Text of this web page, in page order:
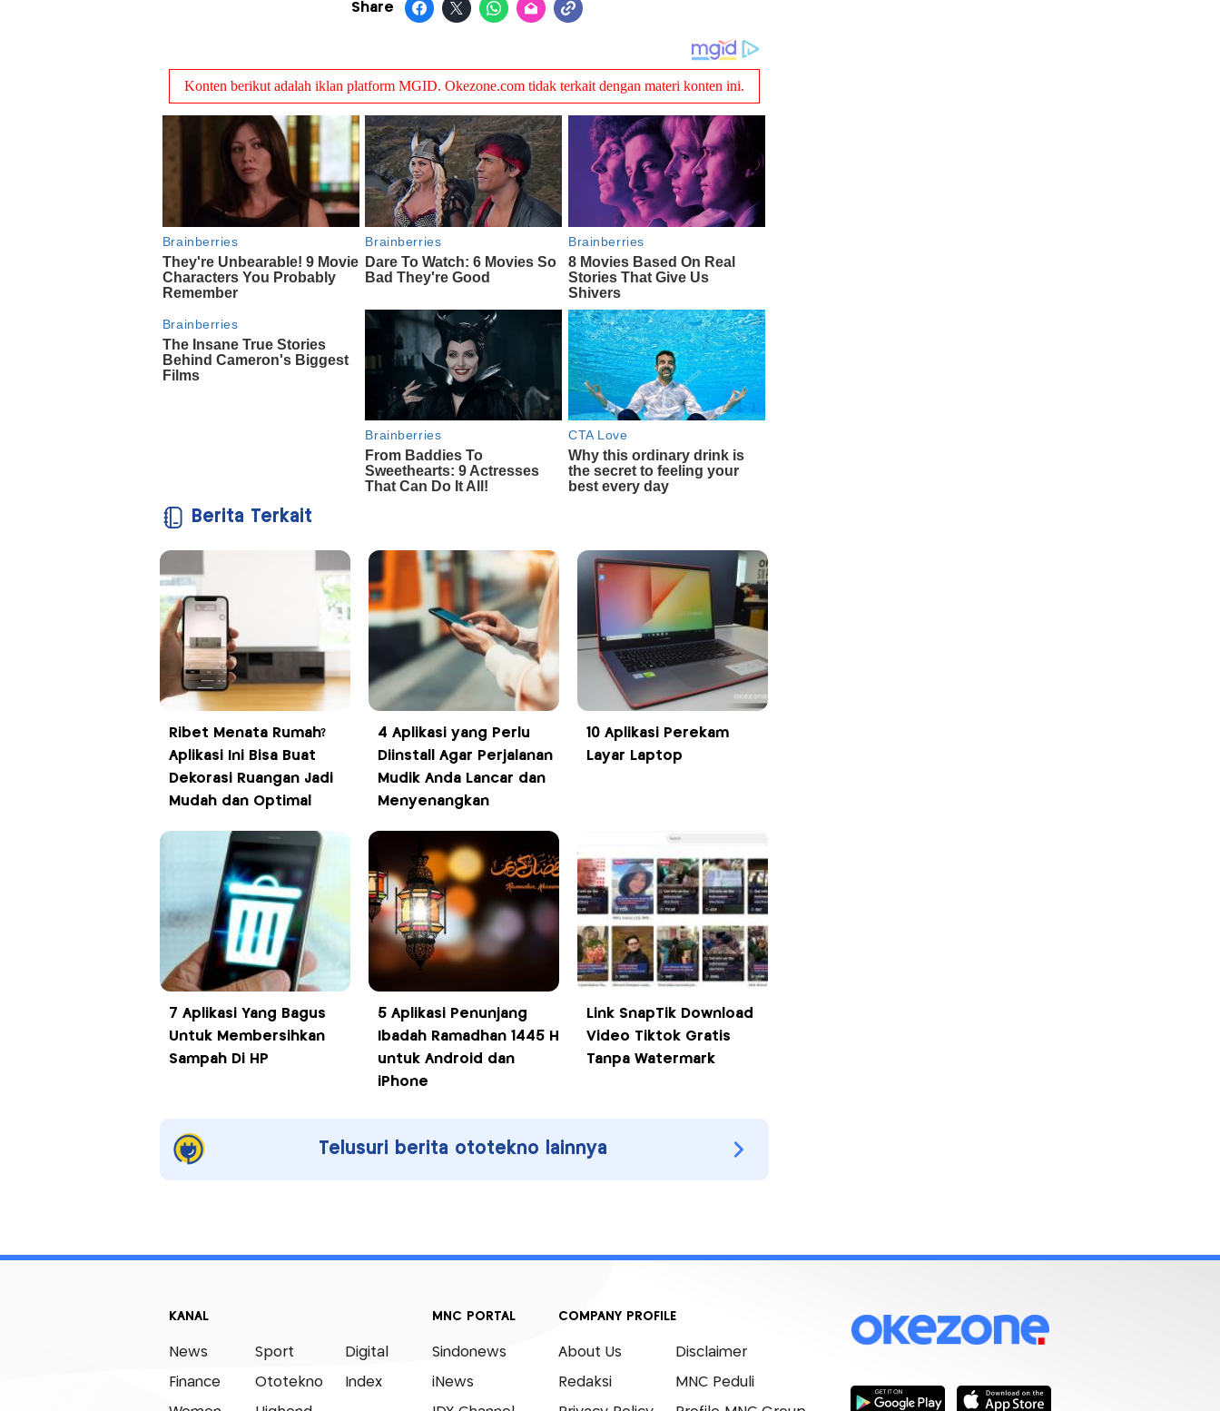
Share
Berita Terkait
Ribet Menata Rumah?
Aplikasi Ini Bisa Buat
Dekorasi Ruangan Jadi
Mudah dan Optimal
4 Aplikasi yang Perlu
Diinstall Agar Perjalanan
Mudik Anda Lancar dan
Menyenangkan
10 Aplikasi Perekam
Layar Laptop
7 Aplikasi Yang Bagus
Untuk Membersihkan
Sampah Di HP
5 Aplikasi Penunjang
Ibadah Ramadhan 1445 H
untuk Android dan
iPhone
Link SnapTik Download
Video Tiktok Gratis
Tanpa Watermark
Telusuri berita ototekno lainnya
KANAL
News
Finance
Sport
Ototekno
Digital
Index
MNC PORTAL
Sindonews
iNews
COMPANY PROFILE
About Us
Redaksi
Disclaimer
MNC Peduli